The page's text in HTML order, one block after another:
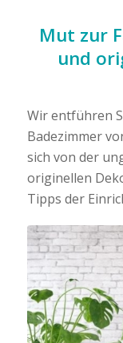
Mut zur
und
Wir entführen
Badezimmer
sich von der
originellen
Tipps der